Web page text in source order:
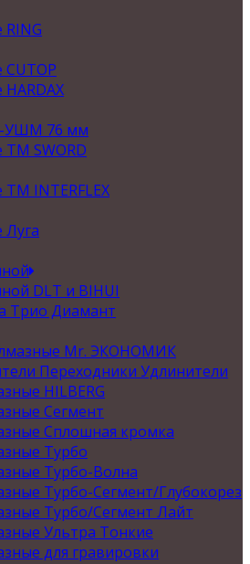
УШМ 76 мм
ТМ SWORD
INTERFLEX
Луга
DLT и BIHUI
Трио Диамант
Mr. ЭКОНОМИК
Переходники Удлинители
HILBERG
Сегмент
Сплошная кромка
Турбо
Турбо-Волна
Турбо-Сегмент/Глубокорез
Турбо/Сегмент Лайт
Ультра Тонкие
для гравировки